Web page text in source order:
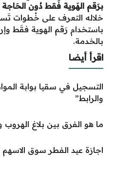
برَقم الهَوية فَقط دُون الحَاجة
خلاله التعرف على خُطوات
باستخدام رَقم الهوية فقَط
بالخدمة.
اقرأ أيضا
والرابط”
ما هو الفرق بين بلاغ الهروب
اجازة عيد الفطر سوق الاسهم